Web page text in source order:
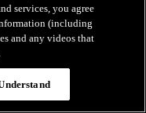
ostávajú v
services, you agree
(including
and any videos that
.